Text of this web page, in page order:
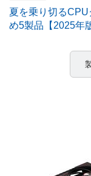
夏を乗り切る
め5製品【2025年